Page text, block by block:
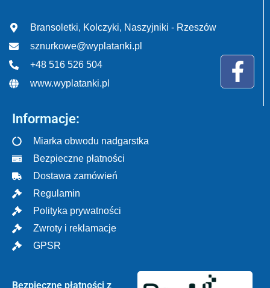
Bransoletki, Kolczyki, Naszyjniki - Rzeszów
sznurkowe@wyplatanki.pl
+48 516 526 504
www.wyplatanki.pl
Informacje:
Miarka obwodu nadgarstka
Bezpieczne płatności
Dostawa zamówień
Regulamin
Polityka prywatności
Zwroty i reklamacje
GPSR
Bezpieczne płatności z